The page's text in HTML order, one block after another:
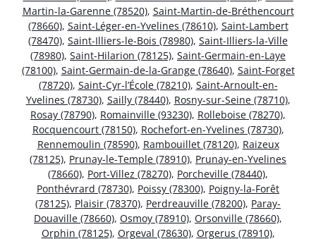
Martin-la-Garenne (78520), Saint-Martin-de-Bréthencourt
(78660), Saint-Léger-en-Yvelines (78610), Saint-Lambert
(78470), Saint-Illiers-le-Bois (78980), Saint-Illiers-la-Ville
(78980), Saint-Hilarion (78125), Saint-Germain-en-Laye
(78100), Saint-Germain-de-la-Grange (78640), Saint-Forget
(78720), Saint-Cyr-l’École (78210), Saint-Arnoult-en-
Yvelines (78730), Sailly (78440), Rosny-sur-Seine (78710),
Rosay (78790), Romainville (93230), Rolleboise (78270),
Rocquencourt (78150), Rochefort-en-Yvelines (78730),
Rennemoulin (78590), Rambouillet (78120), Raizeux
(78125), Prunay-le-Temple (78910), Prunay-en-Yvelines
(78660), Port-Villez (78270), Porcheville (78440),
Ponthévrard (78730), Poissy (78300), Poigny-la-Forêt
(78125), Plaisir (78370), Perdreauville (78200), Paray-
Douaville (78660), Osmoy (78910), Orsonville (78660),
Orphin (78125), Orgeval (78630), Orgerus (78910),